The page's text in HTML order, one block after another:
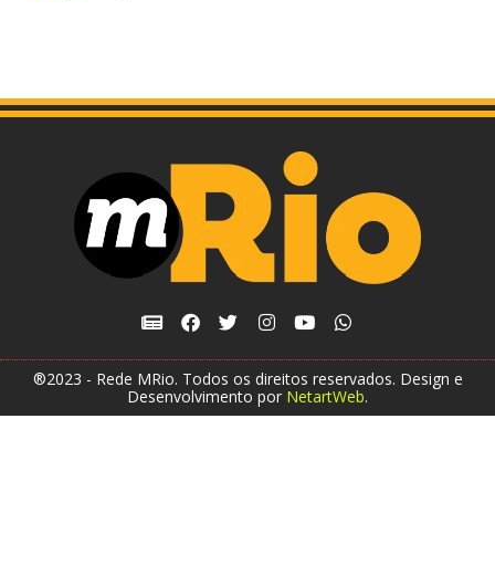
®2023 - Rede MRio. Todos os direitos reservados. Design e
Desenvolvimento por NetartWeb.